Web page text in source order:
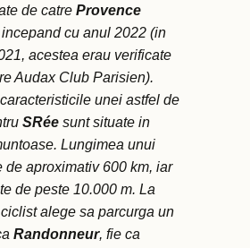
de catre Provence
cu anul 2022 (in
acestea erau verificate
Audax Club Parisien).
unei astfel de
SRée sunt situate in
Lungimea unui
de aproximativ 600 km, iar
de peste 10.000 m. La
alege sa parcurga un
Randonneur, fie ca